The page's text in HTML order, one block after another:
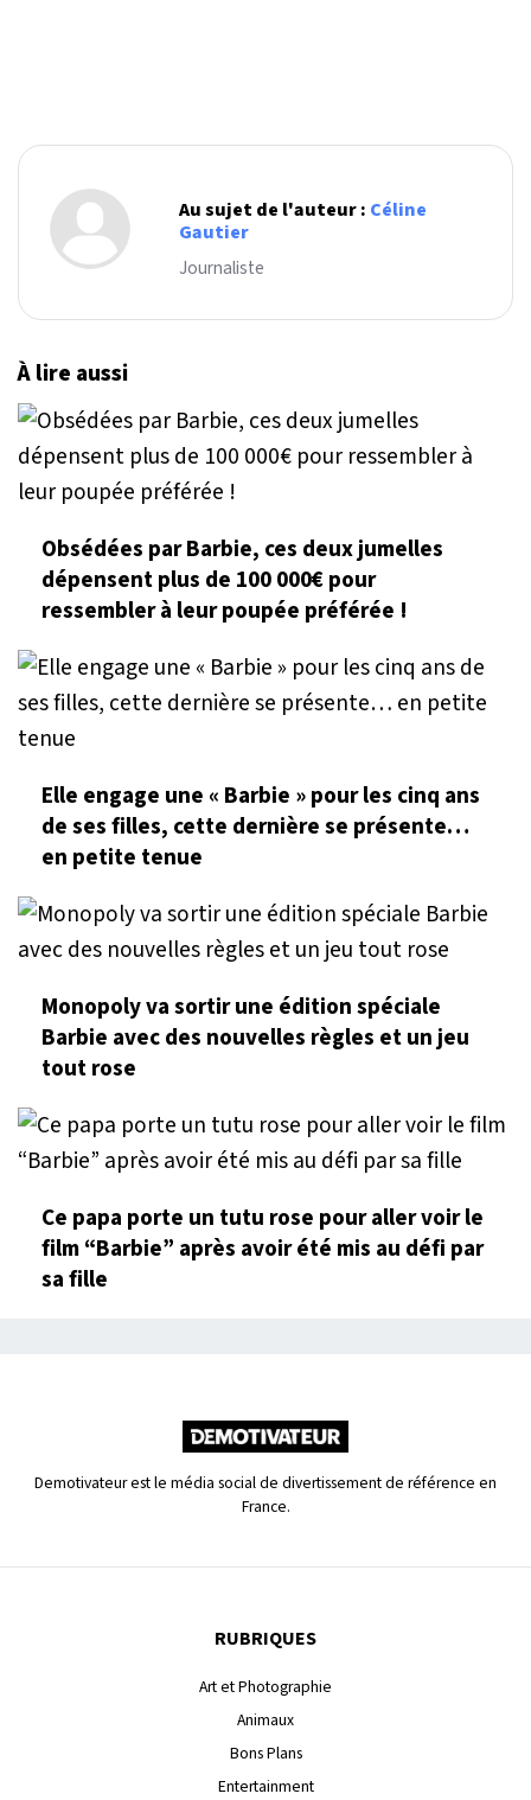
Au sujet de l'auteur : Céline
Gautier
Journaliste
À lire aussi
Obsédées par Barbie, ces deux jumelles
dépensent plus de 100 000€ pour
ressembler à leur poupée préférée !
Elle engage une « Barbie » pour les cinq ans
de ses filles, cette dernière se présente…
en petite tenue
Monopoly va sortir une édition spéciale
Barbie avec des nouvelles règles et un jeu
tout rose
Ce papa porte un tutu rose pour aller voir le
film “Barbie” après avoir été mis au défi par
sa fille
Demotivateur est le média social de divertissement de référence en
France.
RUBRIQUES
Art et Photographie
Animaux
Bons Plans
Entertainment